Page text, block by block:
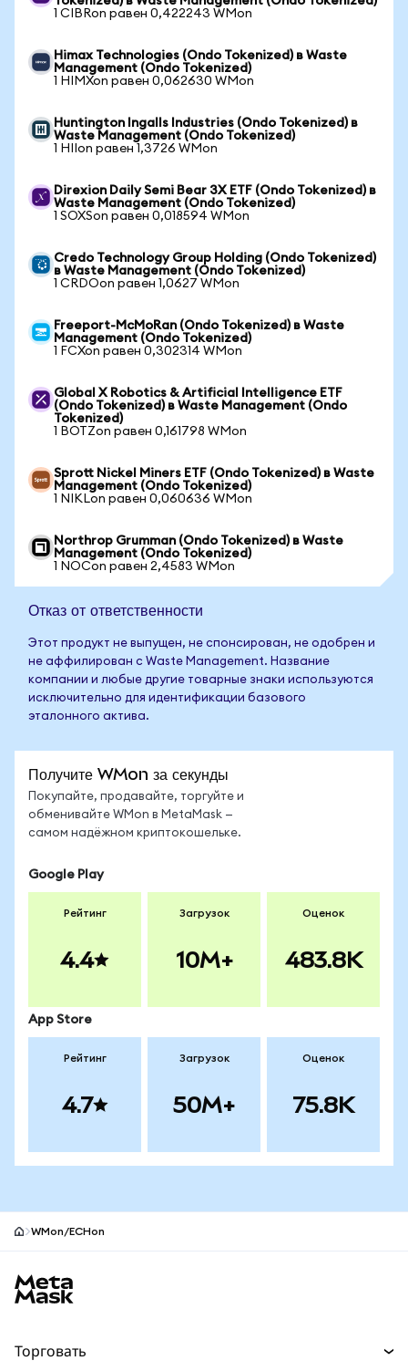
1 CIBRon равен 0,422243 WMon
Himax Technologies (Ondo Tokenized) в Waste
Management (Ondo Tokenized)
1 HIMXon равен 0,062630 WMon
Huntington Ingalls Industries (Ondo Tokenized) в
Waste Management (Ondo Tokenized)
1 HIIon равен 1,3726 WMon
Direxion Daily Semi Bear 3X ETF (Ondo Tokenized) в
Waste Management (Ondo Tokenized)
1 SOXSon равен 0,018594 WMon
Credo Technology Group Holding (Ondo Tokenized)
в Waste Management (Ondo Tokenized)
1 CRDOon равен 1,0627 WMon
Freeport-McMoRan (Ondo Tokenized) в Waste
Management (Ondo Tokenized)
1 FCXon равен 0,302314 WMon
Global X Robotics & Artificial Intelligence ETF
(Ondo Tokenized) в Waste Management (Ondo
Tokenized)
1 BOTZon равен 0,161798 WMon
Sprott Nickel Miners ETF (Ondo Tokenized) в Waste
Management (Ondo Tokenized)
1 NIKLon равен 0,060636 WMon
Northrop Grumman (Ondo Tokenized) в Waste
Management (Ondo Tokenized)
1 NOCon равен 2,4583 WMon
Отказ от ответственности
Этот продукт не выпущен, не спонсирован, не одобрен и
не аффилирован с Waste Management. Название
компании и любые другие товарные знаки используются
исключительно для идентификации базового
эталонного актива.
Получите WMon за секунды
Покупайте, продавайте, торгуйте и
обменивайте WMon в MetaMask —
самом надёжном криптокошельке.
Google Play
Рейтинг
4.4
Загрузок
10M+
Оценок
483.8K
App Store
Рейтинг
4.7
Загрузок
50M+
Оценок
75.8K
WMon/ECHon
Торговать